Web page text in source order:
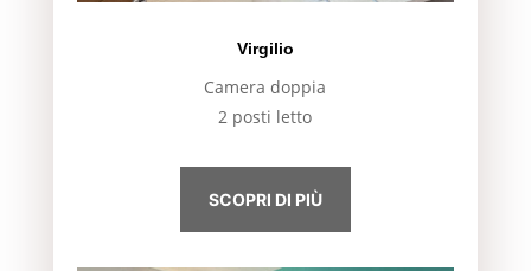
Virgilio
Camera doppia
2 posti letto
SCOPRI DI PIÙ